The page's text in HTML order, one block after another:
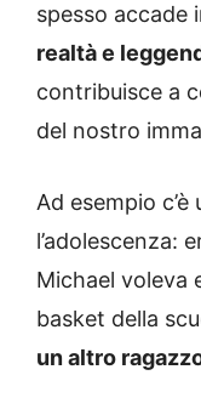
spesso accade
realtà e
contribuisce a
del nostro
Ad esempio
l’adolescenza:
Michael voleva
basket della
un altro